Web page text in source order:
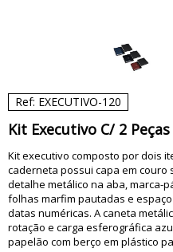
Ref: EXECUTIVO-120
Kit Executivo C/ 2 Peças
Kit executivo composto por dois
caderneta possui capa em couro
detalhe metálico na aba, marca-
folhas marfim pautadas e
datas numéricas. A caneta
rotação e carga esferográfica
papelão com berço em plástico